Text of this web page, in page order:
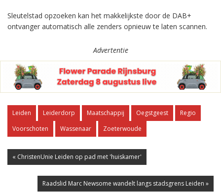
Sleutelstad opzoeken kan het makkelijkste door de DAB+
ontvanger automatisch alle zenders opnieuw te laten scannen.
Advertentie
Leiden Leiderdorp Maatschappij Oegstgeest
Regio
Voorschoten
Wassenaar Zoeterwoude
« ChristenUnie Leiden op pad met 'huiskamer'
Raadslid Marc Newsome wandelt langs stadsgrens Leiden »